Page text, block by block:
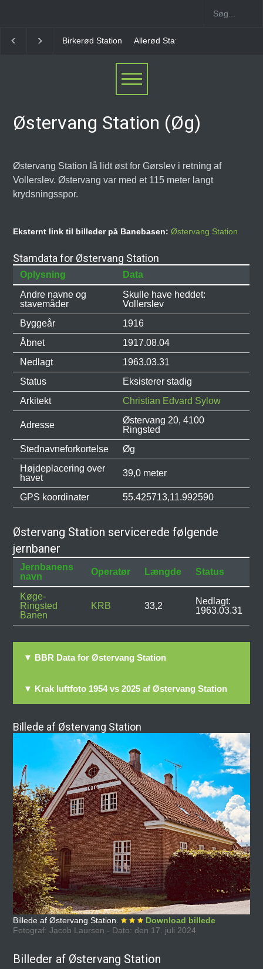
Allerød Station Favrholm Station
Østervang Station (Øg)
Østervang Station lå lidt øst for Gørslev i retning af
Vollerslev. Østervang var med et 115 meter langt
krydsningsspor.
Eksternt link til billeder på Banebasen:Østervang Station
Stamdata for Østervang Station
Oplysning
Data
Andre navne og
stavemåder
Skulle have heddet:
Vollerslev
Byggeår
1916
Åbnet
1917.08.04
Nedlagt
1963.03.31
Status
Eksisterer stadig
Arkitekt
Christian Edvard Sylow
Adresse
Østervang 20, 4100
Ringsted
Stednavneforkortelse
Øg
Højdeplacering over
havet
39,0 meter
GPS koordinater 55.425713,11.992590
Østervang Station servicerede følgende
jernbaner
Jernbanens
navn
Operatør Længde Status
Køge-
Ringsted
Banen
KRB 33,2
Nedlagt:
1963.03.31
▼ BBR Data for Østervang Station
▼ Krak luftfoto 1954 vs 2025 af Østervang Station
Billede af Østervang Station
Billede af Østervang Station.
Download billede
Fotograf: Jacob Laursen - Dato: den 17. juli 2024
Billeder af Østervang Station